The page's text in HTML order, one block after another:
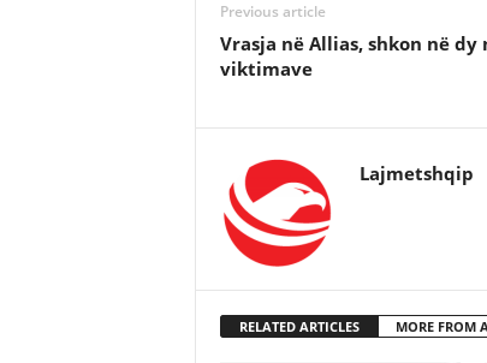
Previous article
Vrasja në Allias, shkon në dy
viktimave
Lajmetshqip
RELATED ARTICLES MORE FROM